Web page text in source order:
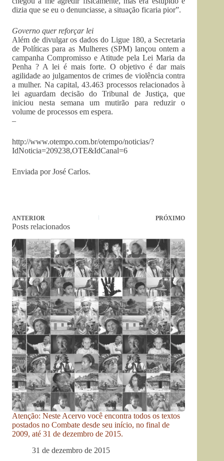
dizia que se eu o denunciasse, a situação ficaria pior”.
Governo quer reforçar lei
Além de divulgar os dados do Ligue 180, a Secretaria
de Políticas para as Mulheres (SPM) lançou ontem a
campanha Compromisso e Atitude pela Lei Maria da
Penha ? A lei é mais forte. O objetivo é dar mais
agilidade ao julgamentos de crimes de violência contra
a mulher. Na capital, 43.463 processos relacionados à
lei aguardam decisão do Tribunal de Justiça, que
iniciou nesta semana um mutirão para reduzir o
volume de processos em espera.
–
http://www.otempo.com.br/otempo/noticias/?
IdNoticia=209238,OTE&IdCanal=6
Enviada por José Carlos.
ANTERIOR PRÓXIMO
Posts relacionados
Atenção: Neste Acervo você encontra todos os textos
postados no Combate desde seu início, no final de
2009, até 31 de dezembro de 2015.
31 de dezembro de 2015